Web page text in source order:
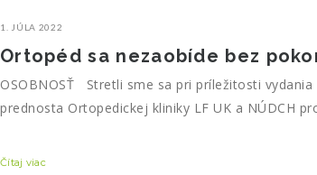
1. JÚLA 2022
Ortopéd sa nezaobíde bez
OSOBNOSŤ Stretli sme sa pri príležitosti
prednosta Ortopedickej kliniky LF UK a NÚDCH
Čítaj viac